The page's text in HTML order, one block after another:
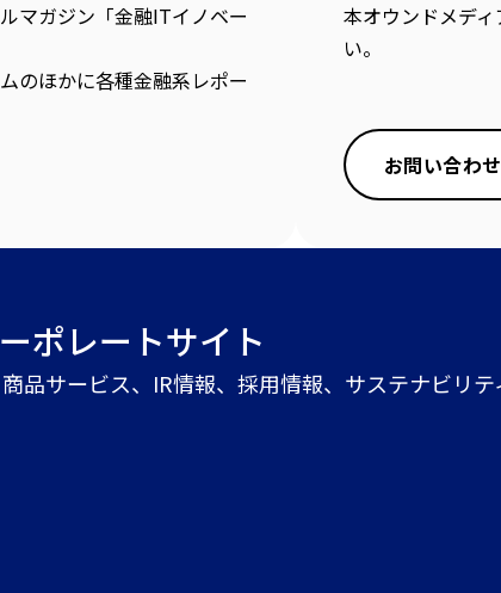
マガジン「金融ITイノベー
のほかに各種金融系レポー
本オウンドメデ
い。
お問い合わせ
ポレートサイト
品サービス、IR情報、採用情報、サステナビリ